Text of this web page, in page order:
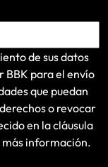
de sus datos
BBK para el envío
que puedan
o revocar
en lacláusula
más información.